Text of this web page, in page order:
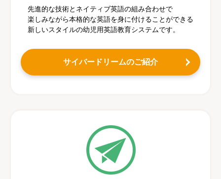
先進的な技術とネイティブ英語の組み合わせで
楽しみながら本格的な英語を身に付けることができる
新しいスタイルの幼児用英語教育システムです。
サイバードリームのご紹介